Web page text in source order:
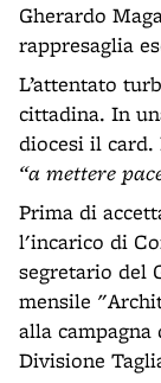
Gherardo
rappresaglia
L’attentato
cittadina. In
diocesi il card.
“a mettere
Prima di
l'incarico di
segretario del
mensile
alla
Divisione